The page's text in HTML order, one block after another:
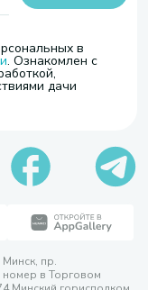
в
. Ознакомлен с
дачи
пр.
номер в Торговом